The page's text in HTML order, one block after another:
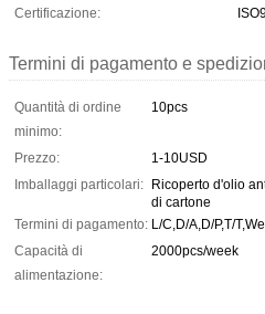
Certificazione:
Termini di pagamento e
Quantità di ordine
minimo:
10pcs
Prezzo:
1-10USD
Imballaggi particolari: Ricoperto d'olio
di cartone
Termini di pagamento: L/C,D/A,D/P,T/
Capacità di
alimentazione:
2000pcs/week